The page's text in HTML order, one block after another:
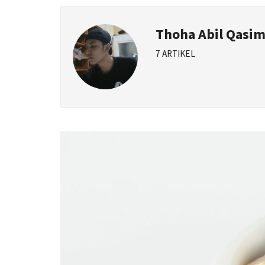
Thoha Abil Qasim
7 ARTIKEL